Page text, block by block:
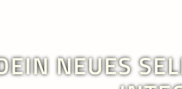
NEUES